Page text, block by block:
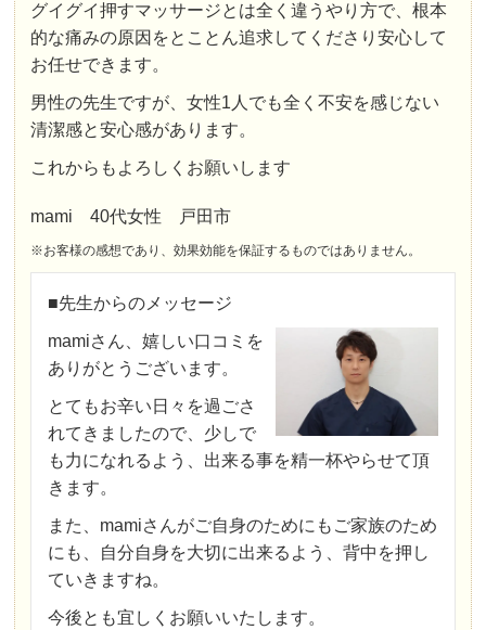
グイグイ押すマッサージとは全く違うやり方で、根本
的な痛みの原因をとことん追求してくださり安心して
お任せできます。
男性の先生ですが、女性1人でも全く不安を感じない
清潔感と安心感があります。
これからもよろしくお願いします
mami 40代女性 戸田市
※お客様の感想であり、効果効能を保証するものではありません。
■先生からのメッセージ
mamiさん、嬉しい口コミを
ありがとうございます。
とてもお辛い日々を過ごさ
れてきましたので、少しで
も力になれるよう、出来る事を精一杯やらせて頂
きます。
また、mamiさんがご自身のためにもご家族のため
にも、自分自身を大切に出来るよう、背中を押し
ていきますね。
今後とも宜しくお願いいたします。